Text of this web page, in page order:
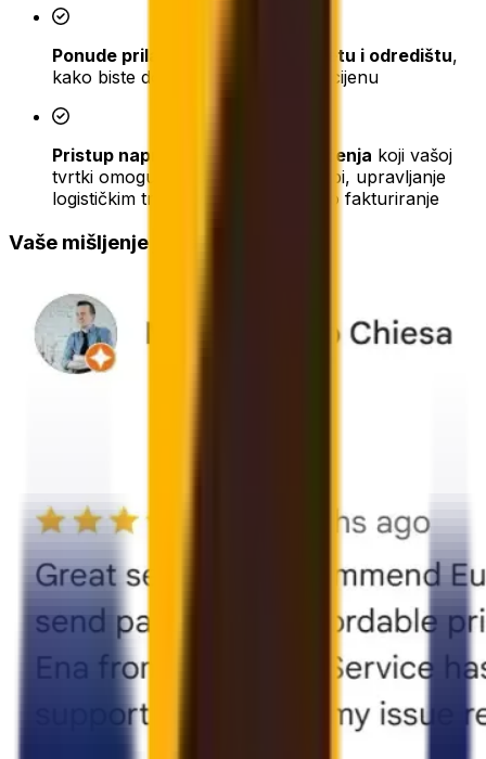
Ponude prilagođene svakom teretu i odredištu,
kako biste dobili najbolju moguću cijenu
Pristup naprednom sustavu praćenja koji vašoj
tvrtki omogućuje praćenje narudžbi, upravljanje
logističkim troškovima i objedinjeno fakturiranje
Vaše mišljenje je važno